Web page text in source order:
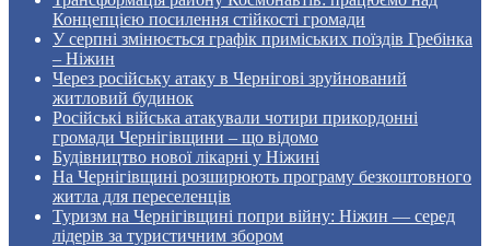
Концепцією посилення стійкості громади
У серпні змінюється графік приміських поїздів Гребінка
– Ніжин
Через російську атаку в Чернігові зруйнований
житловий будинок
Російські війська атакували чотири прикордонні
громади Чернігівщини – що відомо
Будівництво нової лікарні у Ніжині
На Чернігівщині розширюють програму безкоштовного
житла для переселенців
Туризм на Чернігівщині попри війну: Ніжин — серед
лідерів за туристичним збором